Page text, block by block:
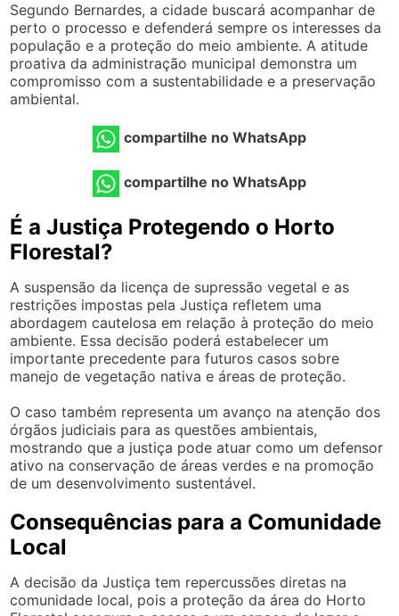
Segundo Bernardes, a cidade buscará acompanhar de
perto o processo e defenderá sempre os interesses da
população e a proteção do meio ambiente. A atitude
proativa da administração municipal demonstra um
compromisso com a sustentabilidade e a preservação
ambiental.
compartilhe no WhatsApp
compartilhe no WhatsApp
É a Justiça Protegendo o Horto
Florestal?
A suspensão da licença de supressão vegetal e as
restrições impostas pela Justiça refletem uma
abordagem cautelosa em relação à proteção do meio
ambiente. Essa decisão poderá estabelecer um
importante precedente para futuros casos sobre
manejo de vegetação nativa e áreas de proteção.
O caso também representa um avanço na atenção dos
órgãos judiciais para as questões ambientais,
mostrando que a justiça pode atuar como um defensor
ativo na conservação de áreas verdes e na promoção
de um desenvolvimento sustentável.
Consequências para a Comunidade
Local
A decisão da Justiça tem repercussões diretas na
comunidade local, pois a proteção da área do Horto